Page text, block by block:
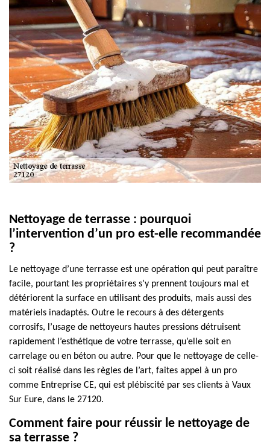
Nettoyage de terrasse : pourquoi
l’intervention d’un pro est-elle recommandée
?
Le nettoyage d’une terrasse est une opération qui peut paraître
facile, pourtant les propriétaires s’y prennent toujours mal et
détériorent la surface en utilisant des produits, mais aussi des
matériels inadaptés. Outre le recours à des détergents
corrosifs, l’usage de nettoyeurs hautes pressions détruisent
rapidement l’esthétique de votre terrasse, qu’elle soit en
carrelage ou en béton ou autre. Pour que le nettoyage de celle-
ci soit réalisé dans les règles de l’art, faites appel à un pro
comme Entreprise CE, qui est plébiscité par ses clients à Vaux
Sur Eure, dans le 27120.
Comment faire pour réussir le nettoyage de
sa terrasse ?